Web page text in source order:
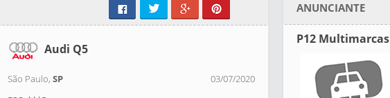
Audi Q5
São Paulo, SP
03/07/2020
ANUNCIANTE
P12 Multimarcas